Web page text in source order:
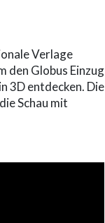
Verlage
den Globus Einzug
3D entdecken. Die
Schau mit